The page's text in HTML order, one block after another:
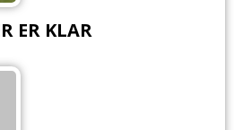
ER KLAR